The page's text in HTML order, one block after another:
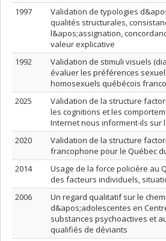
1997
Validation de typologies
qualités structurales,
l&apos;assignation,
valeur explicative
1992
Validation de stimuli visuels
évaluer les préférences
homosexuels québécois
2025
Validation de la structure
les cognitions et les
Internet nous informent-ils sur
2020
Validation de la structure
francophone pour le Québec
2014
Usage de la force policière au
des facteurs individuels,
2006
Un regard qualitatif sur le
d&apos;adolescentes en
substances psychoactives et
qualifiés de déviants